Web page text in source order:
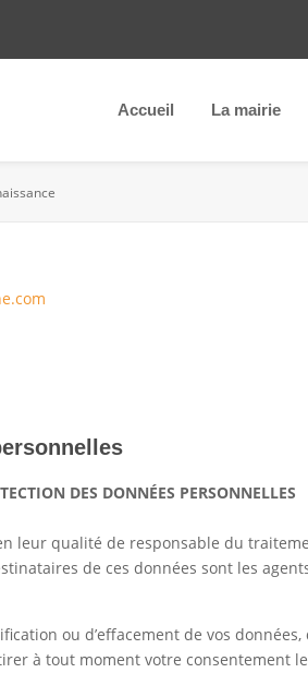
Accueil La mairie
DES DONNÉES PERSONNELLES
leur qualité de responsable du
de ces données sont les
ou d’effacement de vos
à tout moment votre consentement